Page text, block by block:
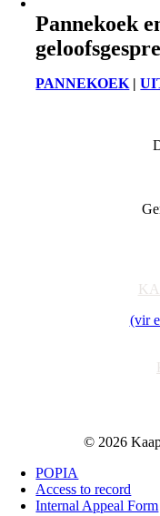
Pannekoek
PANNEKOEK |
(vir
© 2026
POPIA
Access to record
Internal Appeal Form